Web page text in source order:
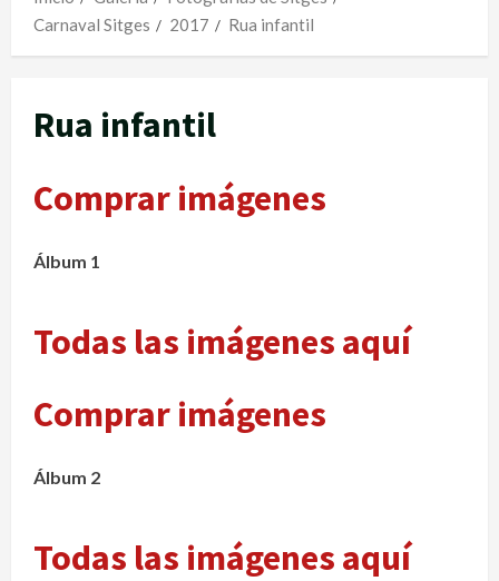
Carnaval Sitges
2017 Rua infantil
Rua infantil
Comprar imágenes
Álbum 1
Todas las imágenes aquí
Comprar imágenes
Álbum 2
Todas las imágenes aquí